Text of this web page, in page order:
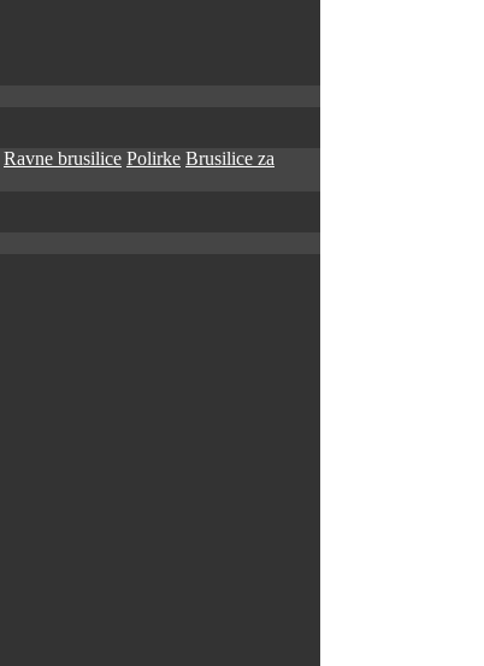
Ravne brusilice Polirke Brusilice za